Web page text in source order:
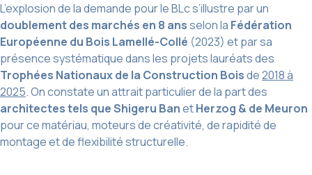
L’explosion de la demande pour le BLc s’illustre par un
doublement des marchés en 8 ansselon la Fédération
Européenne du Bois Lamellé-Collé (2023) et par sa
présence systématique dans les projets lauréats des
Trophées Nationaux de la Construction Boisde2018 à
2025. On constate un attrait particulier de la part des
architectes tels que Shigeru BanetHerzog & de Meuron
pour ce matériau, moteurs de créativité, de rapidité de
montage et de flexibilité structurelle.